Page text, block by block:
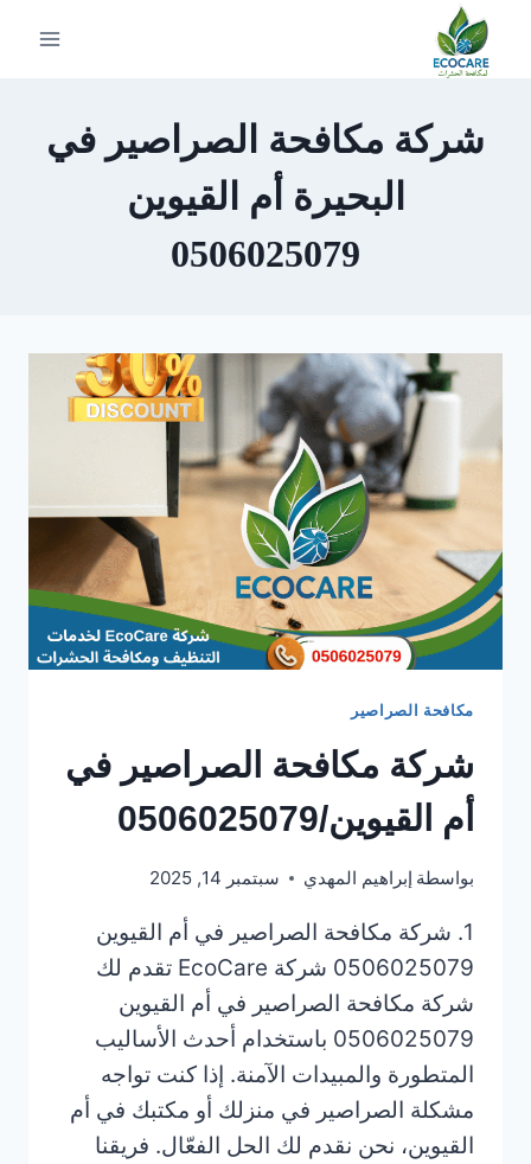
التجاوز
شركة مكافحة الصراصير في
البحيرة أم القيوين
0506025079
مكافحة الصراصير
شركة مكافحة الصراصير في
أم القيوين/0506025079
بواسطة إبراهيم المهدي سبتمبر 14, 2025
1. شركة مكافحة الصراصير في أم القيوين
0506025079 شركة EcoCare تقدم لك
شركة مكافحة الصراصير في أم القيوين
0506025079 باستخدام أحدث الأساليب
المتطورة والمبيدات الآمنة. إذا كنت تواجه
مشكلة الصراصير في منزلك أو مكتبك في أم
القيوين، نحن نقدم لك الحل الفعّال. فريقنا